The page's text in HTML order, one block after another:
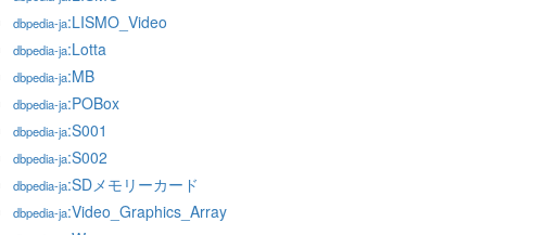
dbpedia-ja:LISMO_Video
dbpedia-ja:Lotta
dbpedia-ja:MB
dbpedia-ja:POBox
dbpedia-ja:S001
dbpedia-ja:S002
dbpedia-ja:SDメモリーカード
dbpedia-ja:Video_Graphics_Array